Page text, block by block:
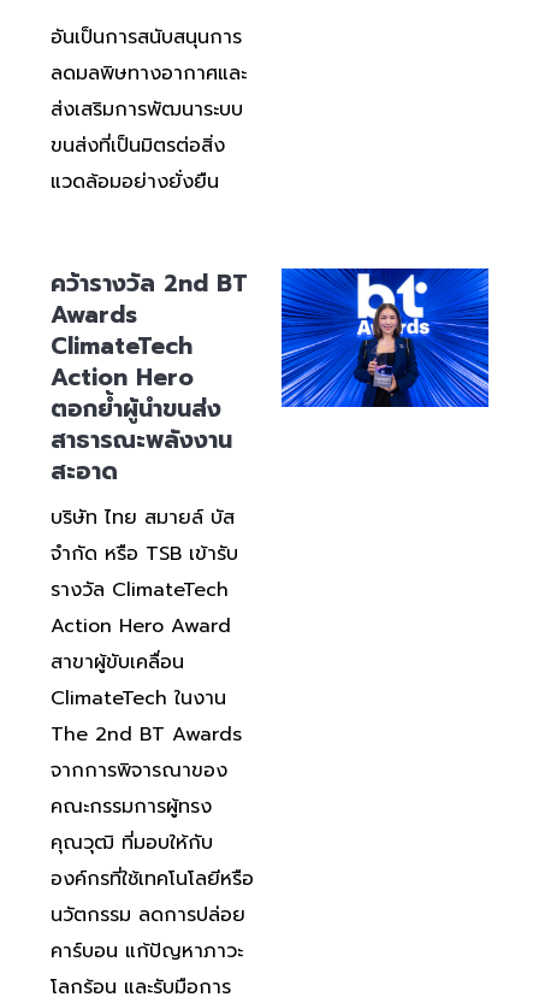
อันเป็นการสนับสนุนการ
ลดมลพิษทางอากาศและ
ส่งเสริมการพัฒนาระบบ
ขนส่งที่เป็นมิตรต่อสิ่ง
แวดล้อมอย่างยั่งยืน
คว้ารางวัล 2nd BT
Awards
ClimateTech
Action Hero
ตอกย้ำผู้นำขนส่ง
สาธารณะพลังงาน
สะอาด
บริษัท ไทย สมายล์ บัส
จำกัด หรือ TSB เข้ารับ
รางวัล ClimateTech
Action Hero Award
สาขาผู้ขับเคลื่อน
ClimateTech ในงาน
The 2nd BT Awards
จากการพิจารณาของ
คณะกรรมการผู้ทรง
คุณวุฒิ ที่มอบให้กับ
องค์กรที่ใช้เทคโนโลยีหรือ
นวัตกรรม ลดการปล่อย
คาร์บอน แก้ปัญหาภาวะ
โลกร้อน และรับมือการ